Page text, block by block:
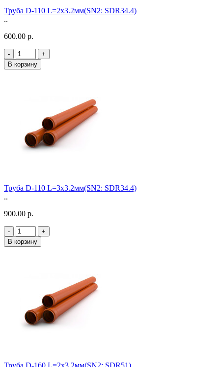
Труба D-110 L=2х3.2мм(SN2: SDR34.4)
..
600.00 р.
-
+
В корзину
Труба D-110 L=3х3.2мм(SN2: SDR34.4)
..
900.00 р.
-
+
В корзину
Труба D-160 L=2х3,2мм(SN2: SDR51)